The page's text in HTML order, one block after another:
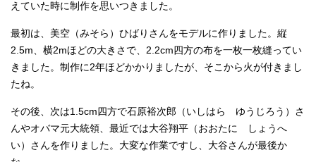
えていた時に制作を思いつきました。
最初は、美空（みそら）ひばりさんをモデルに作りました。縦
2.5m、横2mほどの大きさで、2.2cm四方の布を一枚一枚縫ってい
きました。制作に2年ほどかかりましたが、そこから火が付きまし
たね。
その後、次は1.5cm四方で石原裕次郎（いしはら ゆうじろう）さ
んやオバマ元大統領、最近では大谷翔平（おおたに しょうへ
い）さんを作りました。大変な作業ですし、大谷さんが最後か